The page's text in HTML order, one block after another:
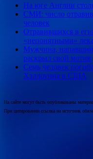
На юге Англии
СМИ: число
человек
Отравившихся в
«непонятными»
Мужчина, напавший
раскрыл свой мотив
Семь человек
Хэллоуина в США
На сайте могут быть опубликованы
При цитировании ссылка на источник